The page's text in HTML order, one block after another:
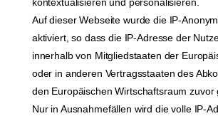
kontextualisieren und personalisieren.
Auf dieser Webseite wurde die IP-
aktiviert, so dass die IP-Adresse der
innerhalb von Mitgliedstaaten der
oder in anderen Vertragsstaaten des
den Europäischen Wirtschaftsraum zuvor
Nur in Ausnahmefällen wird die volle IP-